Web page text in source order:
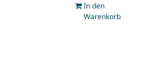
In den
Warenkorb